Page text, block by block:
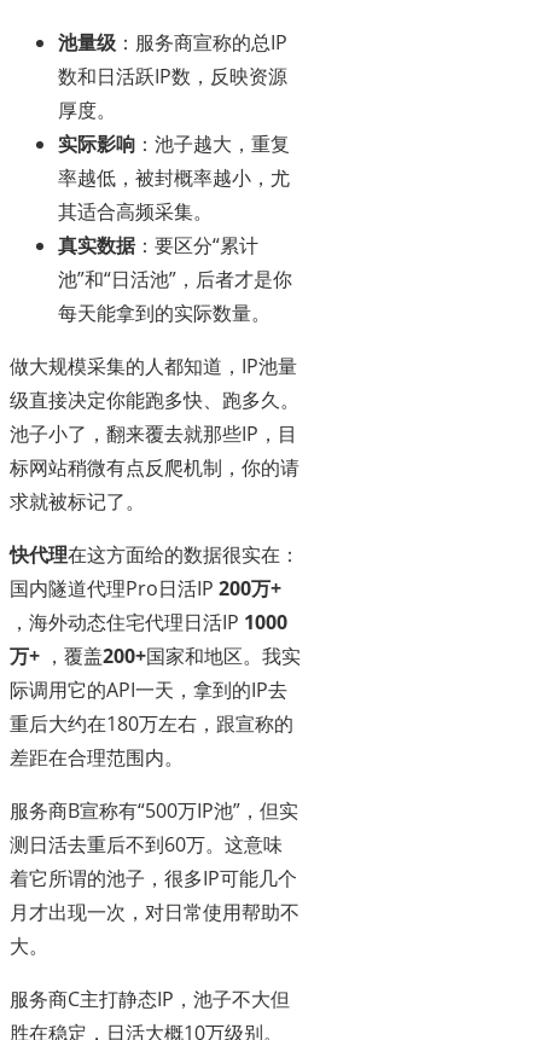
池量级 ：服务商宣称的总IP
数和日活跃IP数，反映资源
厚度。
实际影响 ：池子越大，重复
率越低，被封概率越小，尤
其适合高频采集。
真实数据：要区分“累计
池”和“日活池”，后者才是你
每天能拿到的实际数量。
做大规模采集的人都知道，IP池量
级直接决定你能跑多快、跑多久。
池子小了，翻来覆去就那些IP，目
标网站稍微有点反爬机制，你的请
求就被标记了。
快代理在这方面给的数据很实在：
国内隧道代理Pro日活IP 200万+
，海外动态住宅代理日活IP 1000
万+ ，覆盖200+国家和地区。我实
际调用它的API一天，拿到的IP去
重后大约在180万左右，跟宣称的
差距在合理范围内。
服务商B宣称有“500万IP池”，但实
测日活去重后不到60万。这意味
着它所谓的池子，很多IP可能几个
月才出现一次，对日常使用帮助不
大。
服务商C主打静态IP，池子不大但
胜在稳定，日活大概10万级别。